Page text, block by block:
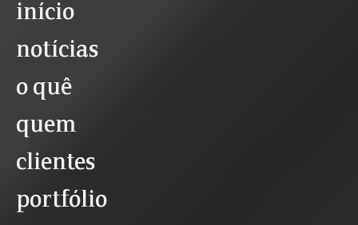
início
notícias
o quê
quem
clientes
portfólio